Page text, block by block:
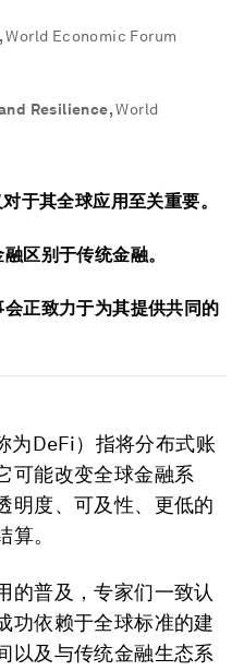
, World Economic Forum
Resilience, World
于其全球应用至关重要。
区别于传统金融。
正致力于为其提供共同的
为DeFi）指将分布式账
可能改变全球金融系
明度、可及性、更低的
。
的普及，专家们一致认
功依赖于全球标准的建
以及与传统金融生态系